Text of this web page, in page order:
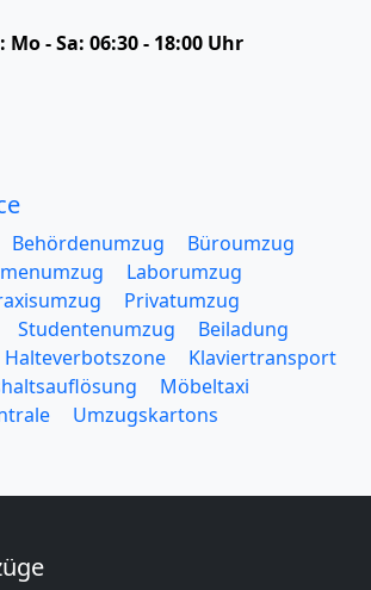
Mo - Sa: 06:30 - 18:00 Uhr
Behördenumzug
Büroumzug
Laborumzug
Privatumzug
Studentenumzug
Beiladung
Halteverbotszone
Klaviertransport
Möbeltaxi
Umzugskartons